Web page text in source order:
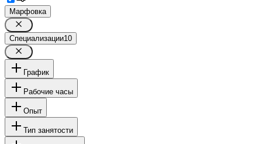
Марфовка
Специализации10
График
Рабочие часы
Опыт
Тип занятости